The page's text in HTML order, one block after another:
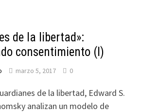
de la libertad»:
consentimiento (I)
marzo 5, 2017 0
de la libertad, Edward S.
analizan un modelo de